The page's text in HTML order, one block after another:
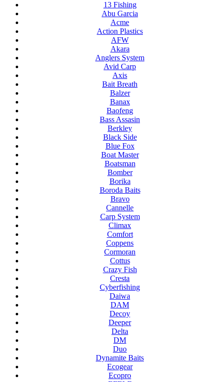
13 Fishing
Abu Garcia
Acme
Action Plastics
AFW
Akara
Anglers System
Avid Carp
Axis
Bait Breath
Balzer
Banax
Baofeng
Bass Assasin
Berkley
Black Side
Blue Fox
Boat Master
Boatsman
Bomber
Borika
Boroda Baits
Bravo
Cannelle
Carp System
Climax
Comfort
Coppens
Cormoran
Cottus
Crazy Fish
Cresta
Cyberfishing
Daiwa
DAM
Decoy
Deeper
Delta
DM
Duo
Dynamite Baits
Ecogear
Ecopro